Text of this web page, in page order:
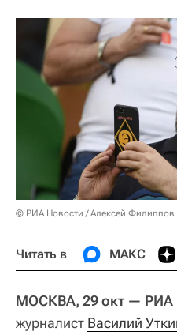
© РИА Новости / Алексей Филиппов
Читать в МАКС
МОСКВА, 29 окт — РИА
журналист Василий